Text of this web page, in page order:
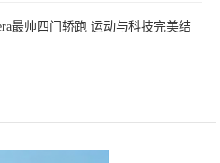
最帅四门轿跑 运动与科技完美结